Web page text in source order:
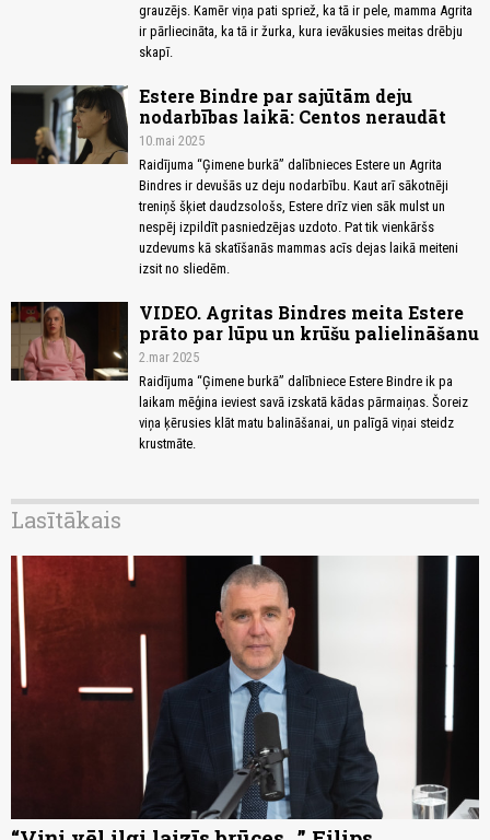
grauzējs. Kamēr viņa pati spriež, ka tā ir pele, mamma Agrita
ir pārliecināta, ka tā ir žurka, kura ievākusies meitas drēbju
skapī.
Estere Bindre par sajūtām deju
nodarbības laikā: Centos neraudāt
10.mai 2025
Raidījuma “Ģimene burkā” dalībnieces Estere un Agrita
Bindres ir devušās uz deju nodarbību. Kaut arī sākotnēji
treniņš šķiet daudzsološs, Estere drīz vien sāk mulst un
nespēj izpildīt pasniedzējas uzdoto. Pat tik vienkāršs
uzdevums kā skatīšanās mammas acīs dejas laikā meiteni
izsit no sliedēm.
VIDEO. Agritas Bindres meita Estere
prāto par lūpu un krūšu palielināšanu
2.mar 2025
Raidījuma “Ģimene burkā” dalībniece Estere Bindre ik pa
laikam mēģina ieviest savā izskatā kādas pārmaiņas. Šoreiz
viņa ķērusies klāt matu balināšanai, un palīgā viņai steidz
krustmāte.
Lasītākais